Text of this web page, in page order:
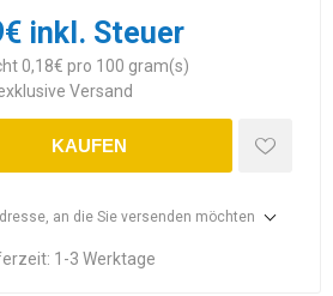
inkl. Steuer
0,18€ pro 100 gram(s)
Versand
KAUFEN
an die Sie versenden möchten
1-3 Werktage